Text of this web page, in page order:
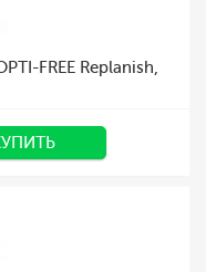
FREE Replanish,